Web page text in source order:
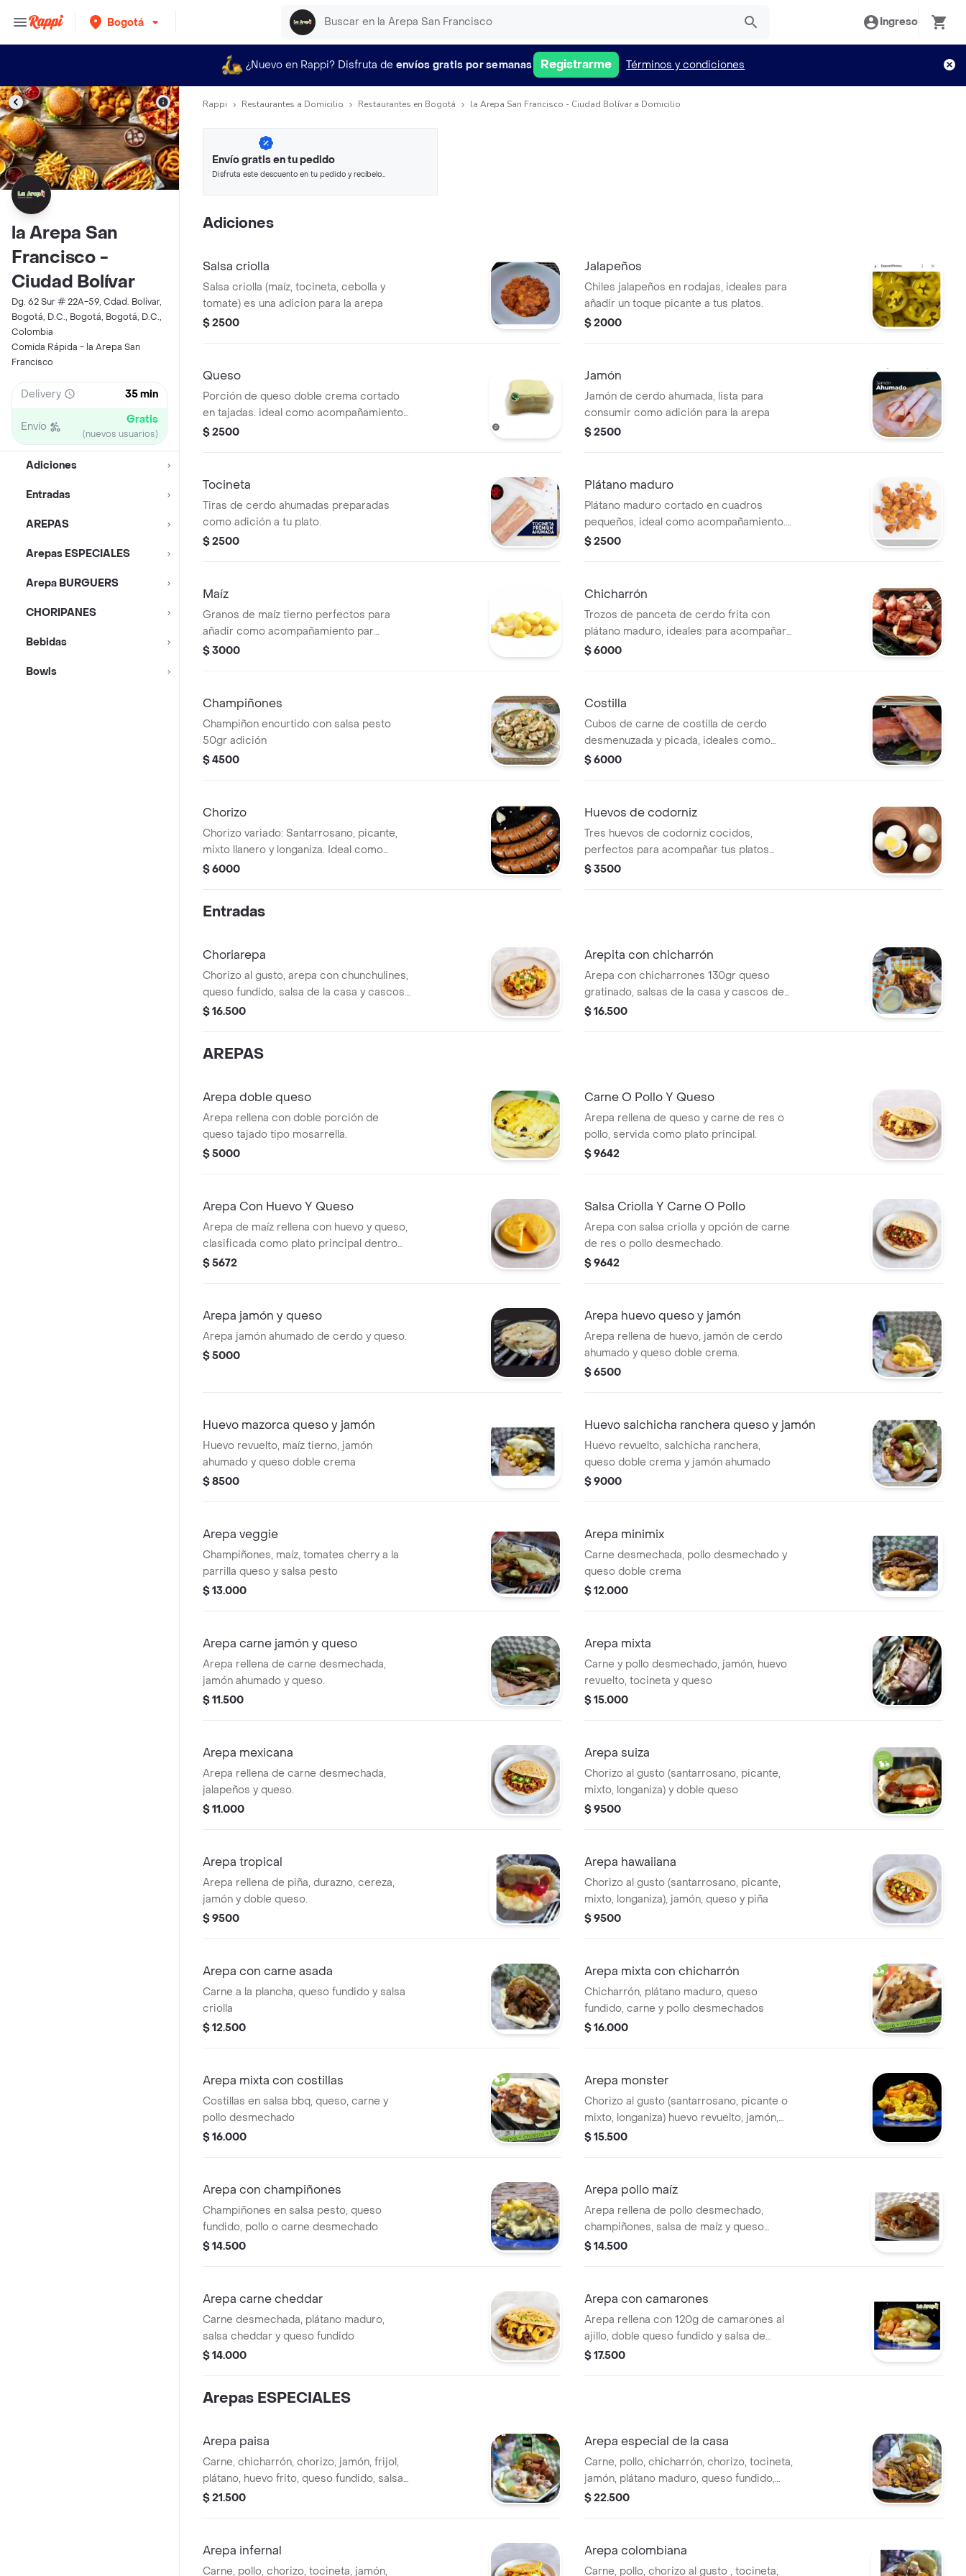
Bogotá Ingreso
¿Nuevo en Rappi? Disfruta de envíos gratis por semanas Registrarme Términos y condiciones
la Arepa San
Francisco -
Ciudad Bolívar
Dg. 62 Sur # 22A-59, Cdad. Bolívar,
Bogotá, D.C., Bogotá, Bogotá, D.C.,
Colombia
Comida Rápida - la Arepa San
Francisco
Delivery 35 min
Envío Gratis
(nuevos usuarios)
Adiciones
Entradas
AREPAS
Arepas ESPECIALES
Arepa BURGUERS
CHORIPANES
Bebidas
Bowls
Rappi Restaurantes a Domicilio Restaurantes en Bogotá la Arepa San Francisco - Ciudad Bolívar a Domicilio
Envío gratis en tu pedido
Disfruta este descuento en tu pedido y recíbelo
Adiciones
Salsa criolla
Salsa criolla (maíz, tocineta, cebolla y
tomate) es una adicion para la arepa
$ 2500
Jalapeños
Chiles jalapeños en rodajas, ideales para
añadir un toque picante a tus platos.
$ 2000
Queso
Porción de queso doble crema cortado
en tajadas. ideal como acompañamiento
o adición. para la arepa
$ 2500
Jamón
Jamón de cerdo ahumada, lista para
consumir como adición para la arepa
$ 2500
Tocineta
Tiras de cerdo ahumadas preparadas
como adición a tu plato.
$ 2500
Plátano maduro
Plátano maduro cortado en cuadros
pequeños, ideal como acompañamiento.
Porción de 70g.
$ 2500
Maíz
Granos de maíz tierno perfectos para
añadir como acompañamiento par
cuaquier arepa 50gr
$ 3000
Chicharrón
Trozos de panceta de cerdo frita con
plátano maduro, ideales para acompañar
como adición a tu arepa 60gr
$ 6000
Champiñones
Champiñon encurtido con salsa pesto
50gr adición
$ 4500
Costilla
Cubos de carne de costilla de cerdo
desmenuzada y picada, ideales como
adición 60gr con salsa criolla y bbq .
$ 6000
Chorizo
Chorizo variado: Santarrosano, picante,
mixto llanero y longaniza. Ideal como
adición.
$ 6000
Huevos de codorniz
Tres huevos de codorniz cocidos,
perfectos para acompañar tus platos
favoritos.
$ 3500
Entradas
Choriarepa
Chorizo al gusto, arepa con chunchulines,
queso fundido, salsa de la casa y cascos
de limón
$ 16.500
Arepita con chicharrón
Arepa con chicharrones 130gr queso
gratinado, salsas de la casa y cascos de
limón.
$ 16.500
AREPAS
Arepa doble queso
Arepa rellena con doble porción de
queso tajado tipo mosarrella.
$ 5000
Carne O Pollo Y Queso
Arepa rellena de queso y carne de res o
pollo, servida como plato principal.
$ 9642
Arepa Con Huevo Y Queso
Arepa de maíz rellena con huevo y queso,
clasificada como plato principal dentro
de la sección de Arepas.
$ 5672
Salsa Criolla Y Carne O Pollo
Arepa con salsa criolla y opción de carne
de res o pollo desmechado.
$ 9642
Arepa jamón y queso
Arepa jamón ahumado de cerdo y queso.
$ 5000
Arepa huevo queso y jamón
Arepa rellena de huevo, jamón de cerdo
ahumado y queso doble crema.
$ 6500
Huevo mazorca queso y jamón
Huevo revuelto, maíz tierno, jamón
ahumado y queso doble crema
$ 8500
Huevo salchicha ranchera queso y jamón
Huevo revuelto, salchicha ranchera,
queso doble crema y jamón ahumado
$ 9000
Arepa veggie
Champiñones, maíz, tomates cherry a la
parrilla queso y salsa pesto
$ 13.000
Arepa minimix
Carne desmechada, pollo desmechado y
queso doble crema
$ 12.000
Arepa carne jamón y queso
Arepa rellena de carne desmechada,
jamón ahumado y queso.
$ 11.500
Arepa mixta
Carne y pollo desmechado, jamón, huevo
revuelto, tocineta y queso
$ 15.000
Arepa mexicana
Arepa rellena de carne desmechada,
jalapeños y queso.
$ 11.000
Arepa suiza
Chorizo al gusto (santarrosano, picante,
mixto, longaniza) y doble queso
$ 9500
Arepa tropical
Arepa rellena de piña, durazno, cereza,
jamón y doble queso.
$ 9500
Arepa hawaiiana
Chorizo al gusto (santarrosano, picante,
mixto, longaniza), jamón, queso y piña
$ 9500
Arepa con carne asada
Carne a la plancha, queso fundido y salsa
criolla
$ 12.500
Arepa mixta con chicharrón
Chicharrón, plátano maduro, queso
fundido, carne y pollo desmechados
$ 16.000
Arepa mixta con costillas
Costillas en salsa bbq, queso, carne y
pollo desmechado
$ 16.000
Arepa monster
Chorizo al gusto (santarrosano, picante o
mixto, longaniza) huevo revuelto, jamón,
queso y tocineta
$ 15.500
Arepa con champiñones
Champiñones en salsa pesto, queso
fundido, pollo o carne desmechado
$ 14.500
Arepa pollo maíz
Arepa rellena de pollo desmechado,
champiñones, salsa de maíz y queso
fundido.
$ 14.500
Arepa carne cheddar
Carne desmechada, plátano maduro,
salsa cheddar y queso fundido
$ 14.000
Arepa con camarones
Arepa rellena con 120g de camarones al
ajillo, doble queso fundido y salsa de
cilantro.
$ 17.500
Arepas ESPECIALES
Arepa paisa
Carne, chicharrón, chorizo, jamón, frijol,
plátano, huevo frito, queso fundido, salsa
criolla, salsa de la casa
$ 21.500
Arepa especial de la casa
Carne, pollo, chicharrón, chorizo, tocineta,
jamón, plátano maduro, queso fundido,
salsa criolla.
$ 22.500
Arepa infernal
Carne, pollo, chorizo, tocineta, jamón,
Arepa colombiana
Carne, pollo, chorizo al gusto , tocineta,